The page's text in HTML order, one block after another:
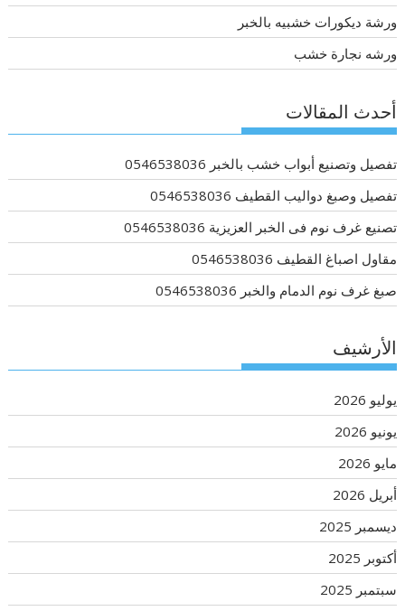
ورشة ديكورات خشبيه بالخبر
ورشه نجارة خشب
أحدث المقالات
تفصيل وتصنيع أبواب خشب بالخبر 0546538036
تفصيل وصبغ دواليب القطيف 0546538036
تصنيع غرف نوم فى الخبر العزيزية 0546538036
مقاول اصباغ القطيف 0546538036
صبغ غرف نوم الدمام والخبر 0546538036
الأرشيف
يوليو 2026
يونيو 2026
مايو 2026
أبريل 2026
ديسمبر 2025
أكتوبر 2025
سبتمبر 2025